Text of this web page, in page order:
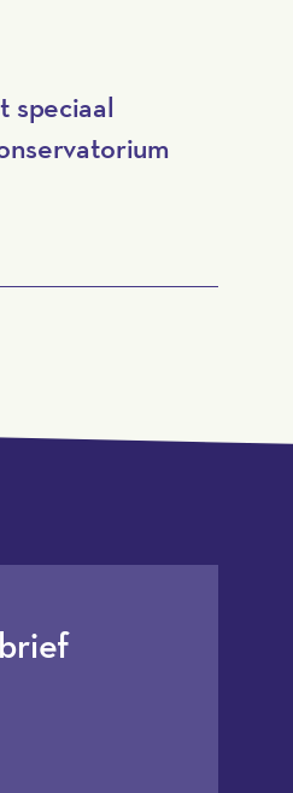
speciaal